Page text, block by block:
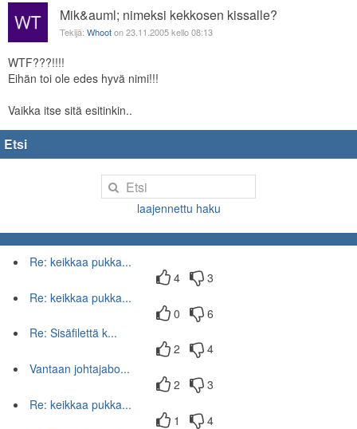
Mik&auml; nimeksi kekkosen kissalle?
Tekijä: Whooton 23.11.2005 kello 08:13
WTF???!!!!
Eihän toi ole edes hyvä nimi!!!
Vaikka itse sitä esitinkin..
Etsi
laajennettu haku
Re: keikkaa pukka...
4
3
Re: keikkaa pukka...
0
6
Re: Sisäfilettä k...
2
4
Vantaan johtajabo...
2
3
Re: keikkaa pukka...
1
4